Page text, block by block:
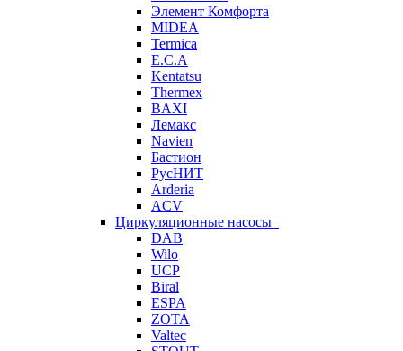
Элемент Комфорта
MIDEA
Termica
E.C.A
Kentatsu
Thermex
BAXI
Лемакс
Navien
Бастион
РусНИТ
Arderia
ACV
Циркуляционные насосы
DAB
Wilo
UCP
Biral
ESPA
ZOTA
Valtec